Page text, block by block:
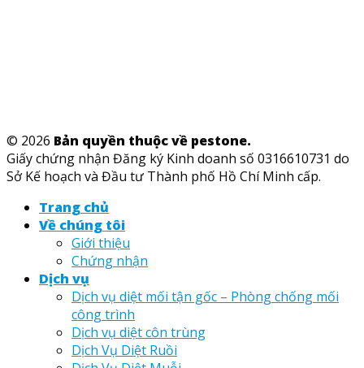
© 2026 Bản quyền thuộc về pestone.
Giấy chứng nhận Đăng ký Kinh doanh số 0316610731 do
Sở Kế hoạch và Đầu tư Thành phố Hồ Chí Minh cấp.
Trang chủ
Về chúng tôi
Giới thiệu
Chứng nhận
Dịch vụ
Dịch vụ diệt mối tận gốc – Phòng chống mối
công trình
Dịch vụ diệt côn trùng
Dịch Vụ Diệt Ruồi